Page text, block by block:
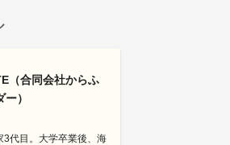
（合同会社からふ
）
3代目。大学卒業後、海